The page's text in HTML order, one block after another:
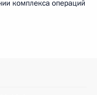
комплекса операций